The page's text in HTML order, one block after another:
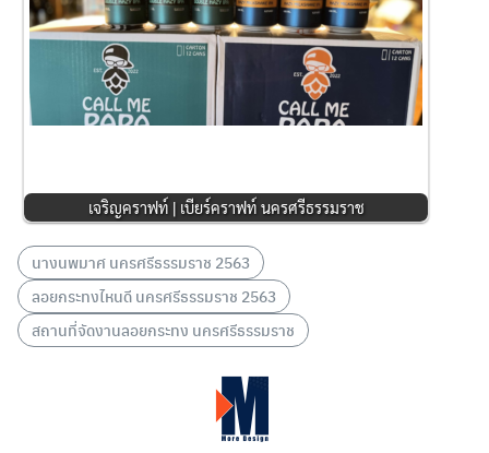
เจริญคราฟท์ | เบียร์คราฟท์ นครศรีธรรมราช
นางนพมาศ นครศรีธรรมราช 2563
ลอยกระทงไหนดี นครศรีธรรมราช 2563
สถานที่จัดงานลอยกระทง นครศรีธรรมราช